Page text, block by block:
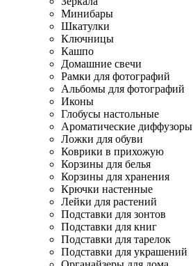
Минибары
Шкатулки
Ключницы
Кашпо
Домашние свечи
Рамки для фотографий
Альбомы для фотографий
Иконы
Глобусы настольные
Ароматические диффузоры
Ложки для обуви
Коврики в прихожую
Корзины для белья
Корзины для хранения
Крючки настенные
Лейки для растений
Подставки для зонтов
Подставки для книг
Подставки для тарелок
Подставки для украшений